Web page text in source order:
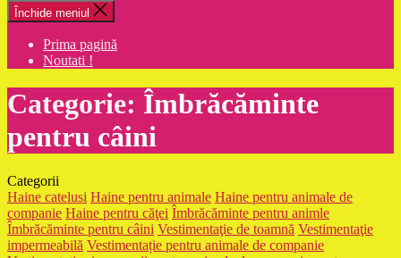
Închide meniul
Prima pagină
Noutati !
Categorie: Îmbrăcăminte
pentru câini
Categorii
Haine catelusi Haine pentru animale Haine pentru animale de
companie Haine pentru căţei Îmbrăcăminte pentru animle
Îmbrăcăminte pentru câini Vestimentaţie de toamnă Vestimentaţie
impermeabilă Vestimentație pentru animale de companie